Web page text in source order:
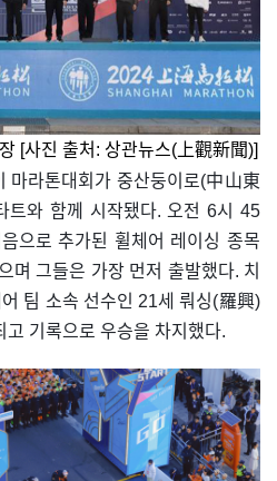
[사진 출처: 상관뉴스(上觀新聞)]
마라톤대회가 중산둥이로(中山東
트와 함께 시작됐다. 오전 6시 45
으로 추가된 휠체어 레이싱 종목
며 그들은 가장 먼저 출발했다. 치
팀 소속 선수인 21세 뤄싱(羅興)
기록으로 우승을 차지했다.